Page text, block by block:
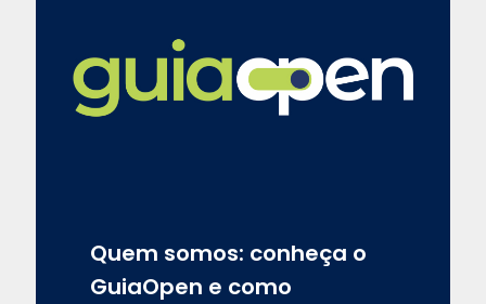
Quem somos: conheça o
GuiaOpen e como